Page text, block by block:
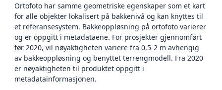
Ortofoto har samme geometriske egenskaper som et kart
for alle objekter lokalisert på bakkenivå og kan knyttes til
et referansesystem. Bakkeoppløsning på ortofoto varierer
og er oppgitt i metadataene. For prosjekter gjennomført
før 2020, vil nøyaktigheten variere fra 0,5-2 m avhengig
av bakkeoppløsning og benyttet terrengmodell. Fra 2020
er nøyaktigheten til produktet oppgitt i
metadatainformasjonen.